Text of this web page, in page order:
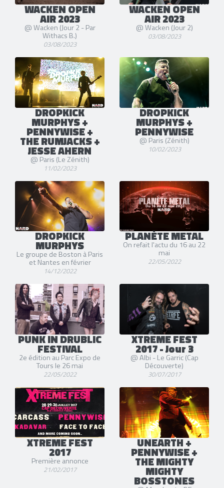
WACKEN OPEN
AIR 2023
@ Wacken (Jour 2 - Par
Withacs B.)
03/08/2023
WACKEN OPEN
AIR 2023
@ Wacken (Jour 2)
03/08/2023
DROPKICK
MURPHYS +
PENNYWISE +
THE RUMJACKS +
JESSE AHERN
@ Paris (Le Zénith)
11/02/2023
DROPKICK
MURPHYS +
PENNYWISE
@ Paris (Zénith)
10/02/2023
DROPKICK
MURPHYS
Le groupe de Boston à Paris
et Nantes en février
14/12/2022
PLANÈTE METAL
On refait l'actu du 16 au 22
mai
22/05/2022
PUNK IN DRUBLIC
FESTIVAL
2e édition au Parc Expo de
Tours le 26 mai
22/05/2022
XTREME FEST
2017 - Jour 3
@ Albi - Le Garric (Cap
Découverte)
30/07/2017
XTREME FEST
2017
Première annonce
21/02/2017
UNEARTH +
PENNYWISE +
THE MIGHTY
MIGHTY
BOSSTONES